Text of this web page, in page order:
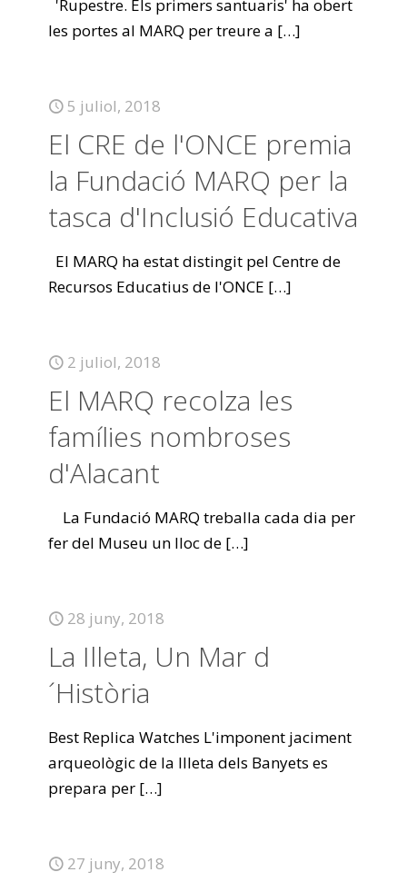
'Rupestre. Els primers santuaris' ha obert
les portes al MARQ per treure a […]
5 juliol, 2018
El CRE de l'ONCE premia
la Fundació MARQ per la
tasca d'Inclusió Educativa
El MARQ ha estat distingit pel Centre de
Recursos Educatius de l'ONCE […]
2 juliol, 2018
El MARQ recolza les
famílies nombroses
d'Alacant
La Fundació MARQ treballa cada dia per
fer del Museu un lloc de […]
28 juny, 2018
La Illeta, Un Mar d
´Història
Best Replica Watches L'imponent jaciment
arqueològic de la Illeta dels Banyets es
prepara per […]
27 juny, 2018